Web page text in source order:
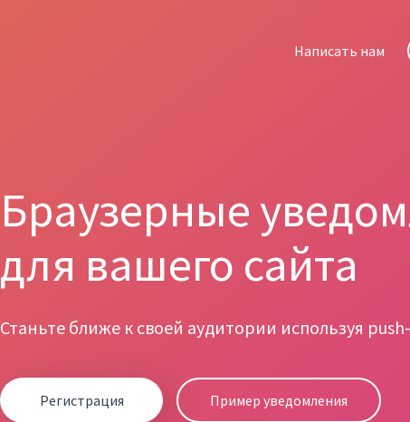
Написать нам
Браузерные
для вашего сайта
Станьте ближе к своей аудитории используя
Регистрация Пример уведомления